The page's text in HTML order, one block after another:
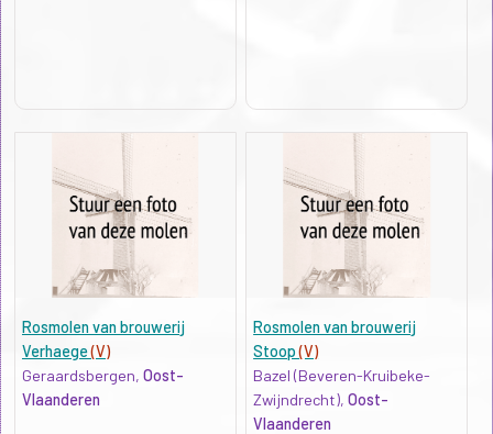
Rosmolen van brouwerij
Verhaege(V)
Geraardsbergen, Oost-
Vlaanderen
Rosmolen van brouwerij
Stoop(V)
Bazel (Beveren-Kruibeke-
Zwijndrecht),Oost-
Vlaanderen